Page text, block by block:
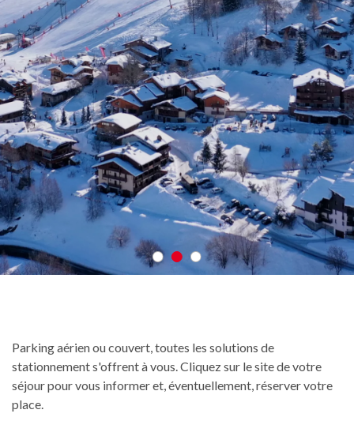
Parking aérien ou couvert, toutes les solutions de
stationnement s'offrent à vous. Cliquez sur le site de votre
séjour pour vous informer et, éventuellement, réserver votre
place.